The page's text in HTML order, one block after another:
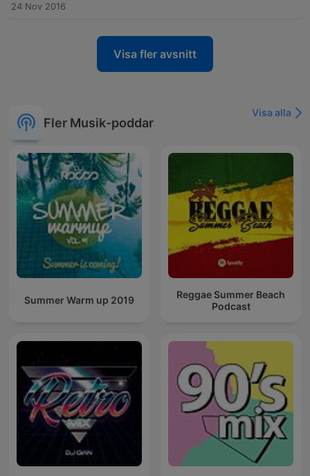
24 Nov 2016
Visa fler avsnitt
Fler Musik-poddar
Visa alla
Summer Warm up 2019
Reggae Summer Beach
Podcast